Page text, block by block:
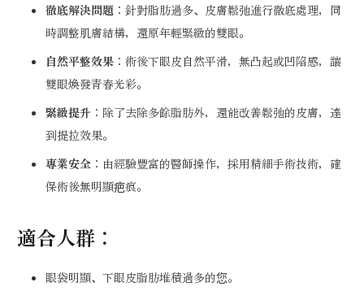
徹底解決問題 ：針對脂肪過多、皮膚鬆弛進行徹底處理，同
時調整肌膚結構，還原年輕緊緻的雙眼。
自然平整效果 ：術後下眼皮自然平滑，無凸起或凹陷感，讓
雙眼煥發青春光彩。
緊緻提升 ：除了去除多餘脂肪外，還能改善鬆弛的皮膚，達
到提拉效果。
專業安全 ：由經驗豐富的醫師操作，採用精細手術技術，確
保術後無明顯疤痕。
適合人群：
眼袋明顯、下眼皮脂肪堆積過多的您。